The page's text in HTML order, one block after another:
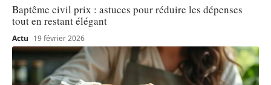
Baptême civil prix : astuces pour réduire les dépenses
tout en restant élégant
Actu 19 février 2026